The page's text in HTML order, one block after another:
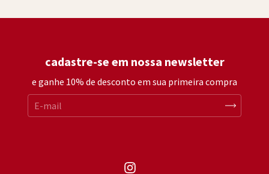
cadastre-se em nossa newsletter
e ganhe 10% de desconto em sua primeira compra